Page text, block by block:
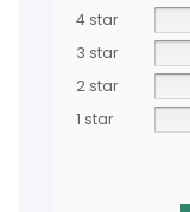
4 star
3 star
2 star
1 star